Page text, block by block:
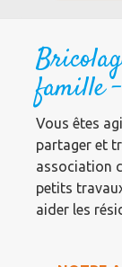
famille
Vous êtes
partager et
association
petits
aider les